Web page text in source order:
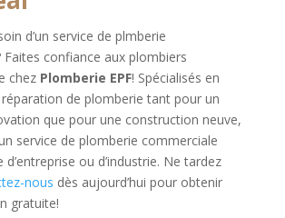
d’un service de plmberie
Faites confiance aux plombiers
chez Plomberie EPF! Spécialisés en
de plomberie tant pour un
que pour une construction neuve,
service de plomberie commerciale
ou d’industrie. Ne tardez
nous dès aujourd’hui pour obtenir
gratuite!